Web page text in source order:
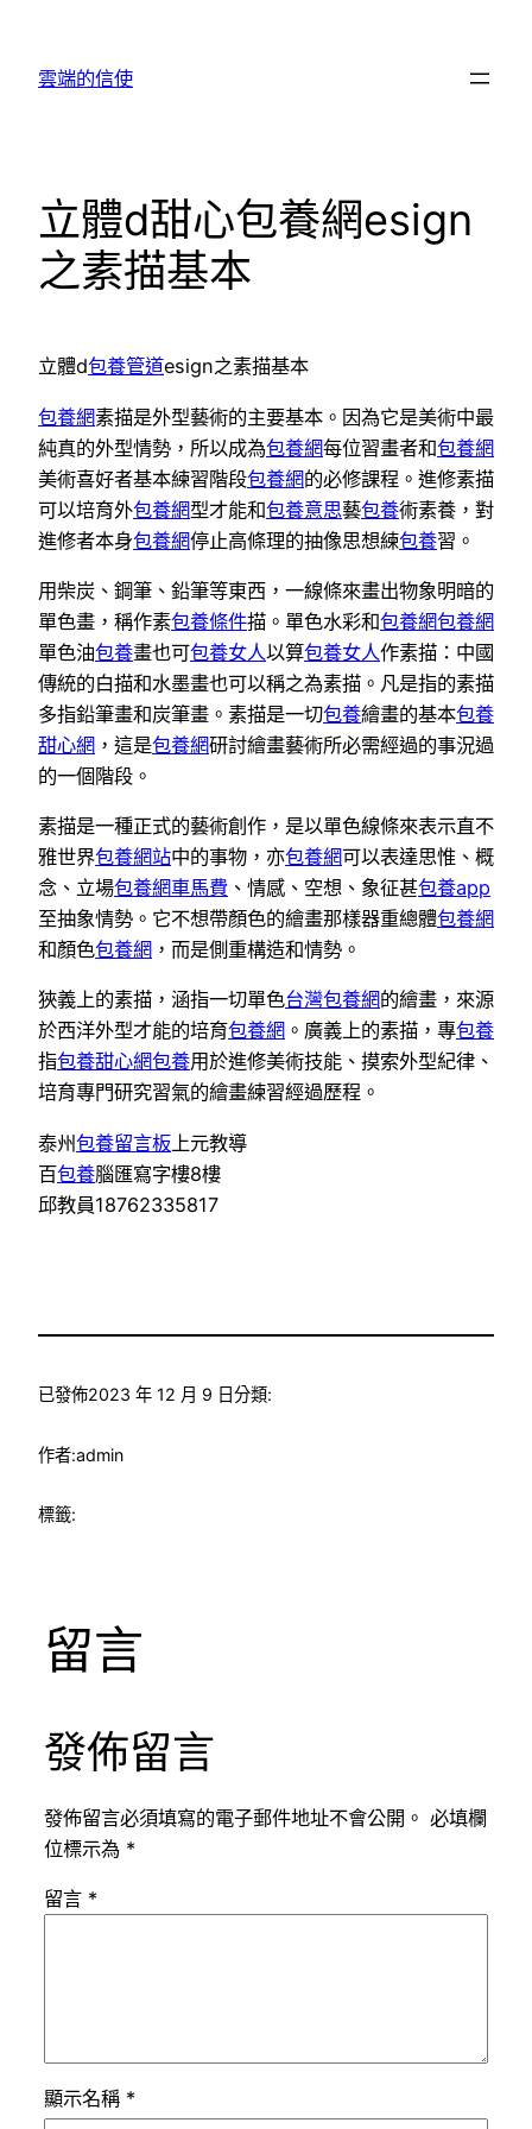
雲端的信使
立體d甜心包養網esign
之素描基本
立體d包養管道esign之素描基本
包養網素描是外型藝術的主要基本。因為它是美術中最
純真的外型情勢，所以成為包養網每位習畫者和包養網
美術喜好者基本練習階段包養網的必修課程。進修素描
可以培育外包養網型才能和包養意思藝包養術素養，對
進修者本身包養網停止高條理的抽像思想練包養習。
用柴炭、鋼筆、鉛筆等東西，一線條來畫出物象明暗的
單色畫，稱作素包養條件描。單色水彩和包養網包養網
單色油包養畫也可包養女人以算包養女人作素描：中國
傳統的白描和水墨畫也可以稱之為素描。凡是指的素描
多指鉛筆畫和炭筆畫。素描是一切包養繪畫的基本包養
甜心網 ，這是包養網研討繪畫藝術所必需經過的事況過
的一個階段。
素描是一種正式的藝術創作，是以單色線條來表示直不
雅世界包養網站中的事物，亦包養網可以表達思惟、概
念、立場包養網車馬費 、情感、空想、象征甚包養app
至抽象情勢。它不想帶顏色的繪畫那樣器重總體包養網
和顏色包養網 ，而是側重構造和情勢。
狹義上的素描，涵指一切單色台灣包養網的繪畫，來源
於西洋外型才能的培育包養網 。廣義上的素描，專包養
指包養甜心網包養用於進修美術技能、摸索外型紀律、
培育專門研究習氣的繪畫練習經過歷程。
泰州包養留言板 上元教導
百包養腦匯寫字樓8樓
邱教員18762335817
已發佈2023 年 12 月 9 日分類:
作者:admin
標籤:
留言
發佈留言
發佈留言必須填寫的電子郵件地址不會公開。 必填欄
位標示為 *
留言 *
顯示名稱 *